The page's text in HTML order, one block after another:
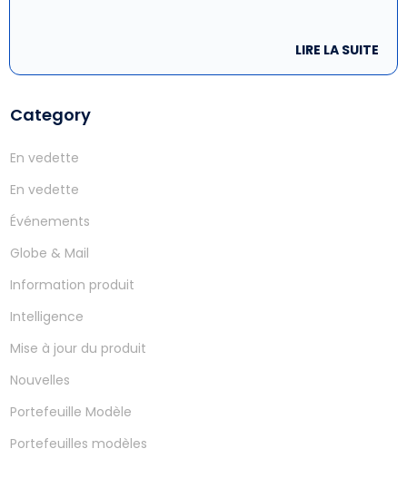
Category
En vedette
En vedette
Événements
Globe & Mail
Information produit
Intelligence
Mise à jour du produit
Nouvelles
Portefeuille Modèle
Portefeuilles modèles
LIRE LA SUITE